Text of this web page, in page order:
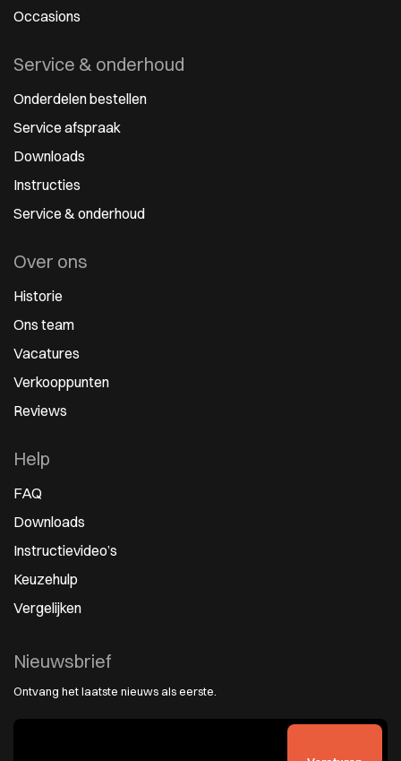
Occasions
Service & onderhoud
Onderdelen bestellen
Service afspraak
Downloads
Instructies
Service & onderhoud
Over ons
Historie
Ons team
Vacatures
Verkooppunten
Reviews
Help
FAQ
Downloads
Instructievideo’s
Keuzehulp
Vergelijken
Nieuwsbrief
Ontvang het laatste nieuws als eerste.